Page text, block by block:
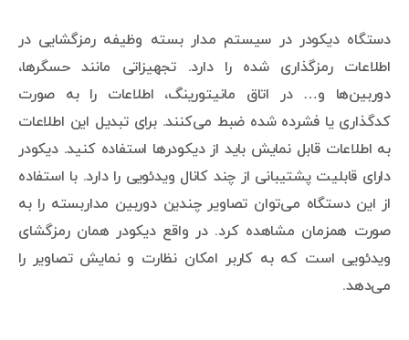
دستگاه دیکودر در سیستم مدار بسته وظیفه رمزگشایی در
اطلاعات رمزگذاری شده را دارد. تجهیزاتی مانند حسگرها،
دوربین‌ها و… در اتاق مانیتورینگ، اطلاعات را به صورت
کدگذاری یا فشرده شده ضبط می‌کنند. برای تبدیل این اطلاعات
به اطلاعات قابل نمایش باید از دیکودرها استفاده کنید. دیکودر
دارای قابلیت پشتیبانی از چند کانال ویدئویی را دارد. با استفاده
از این دستگاه می‌توان تصاویر چندین دوربین مداربسته را به
صورت همزمان مشاهده کرد. در واقع دیکودر همان رمزگشای
ویدئویی است که به کاربر امکان نظارت و نمایش تصاویر را
می‌دهد.